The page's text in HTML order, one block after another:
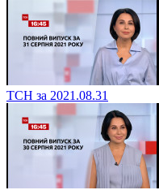
ТСН за 2021.08.31